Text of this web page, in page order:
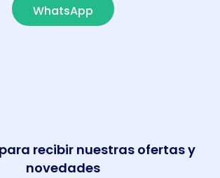
WhatsApp
recibir nuestras ofertas y
novedades